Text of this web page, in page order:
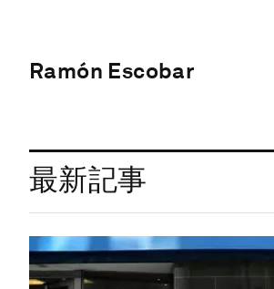
Ramón Escobar
最新記事